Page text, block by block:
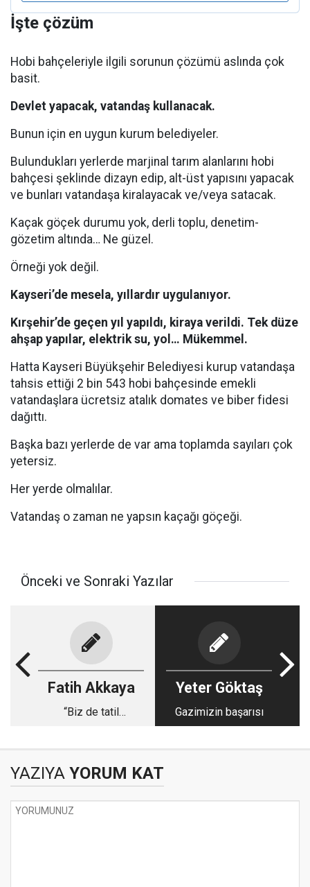
İşte çözüm
Hobi bahçeleriyle ilgili sorunun çözümü aslında çok
basit.
Devlet yapacak, vatandaş kullanacak.
Bunun için en uygun kurum belediyeler.
Bulundukları yerlerde marjinal tarım alanlarını hobi
bahçesi şeklinde dizayn edip, alt-üst yapısını yapacak
ve bunları vatandaşa kiralayacak ve/veya satacak.
Kaçak göçek durumu yok, derli toplu, denetim-
gözetim altında… Ne güzel.
Örneği yok değil.
Kayseri’de mesela, yıllardır uygulanıyor.
Kırşehir’de geçen yıl yapıldı, kiraya verildi. Tek düze
ahşap yapılar, elektrik su, yol… Mükemmel.
Hatta Kayseri Büyükşehir Belediyesi kurup vatandaşa
tahsis ettiği 2 bin 543 hobi bahçesinde emekli
vatandaşlara ücretsiz atalık domates ve biber fidesi
dağıttı.
Başka bazı yerlerde de var ama toplamda sayıları çok
yetersiz.
Her yerde olmalılar.
Vatandaş o zaman ne yapsın kaçağı göçeği.
Önceki ve Sonraki Yazılar
Fatih Akkaya
“Biz de tatil
Yeter Göktaş
Gazimizin başarısı
YAZIYA YORUM KAT